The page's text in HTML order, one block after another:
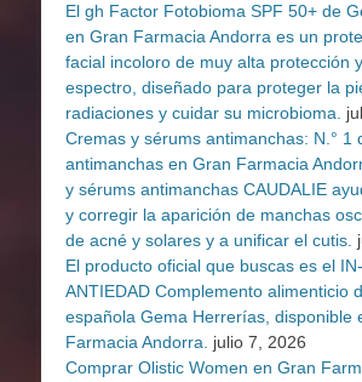
El gh Factor Fotobioma SPF 50+ de
en Gran Farmacia Andorra es un
facial incoloro de muy alta protección
espectro, diseñado para proteger la
radiaciones y cuidar su microbioma.
Cremas y sérums antimanchas: N.° 1
antimanchas en Gran Farmacia
y sérums antimanchas CAUDALIE
y corregir la aparición de manchas
de acné y solares y a unificar el cutis.
El producto oficial que buscas es el
ANTIEDAD Complemento alimenticio
española Gema Herrerías, disponible
Farmacia Andorra.
julio 7, 2026
Comprar Olistic Women en Gran